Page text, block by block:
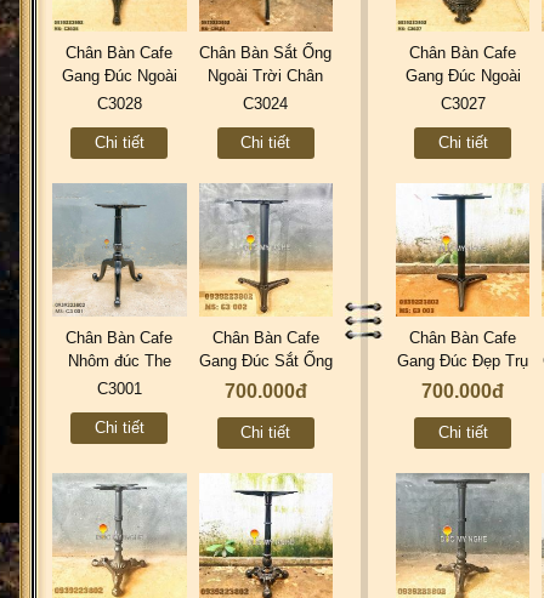
Chân Bàn Cafe
Gang Đúc Ngoài
Trời Nhà Hàng Cổ
C3028
C3028
Chi tiết
Chân Bàn Sắt Ống
Ngoài Trời Chân
Gang Đúc Cafe
C3024
Chi tiết
Chân Bàn Cafe
Gang Đúc Ngoài
Trời Sân Vườn
Cấp Uy Tín Tphcm
C3027
Chi tiết
Chân Bàn Cafe
Nhôm đúc The
Church Hà Nội - 3
Nhà Hàng C3001
C3001
Chi tiết
Chân Bàn Cafe
Gang Đúc Sắt Ống
| 3 Chân Trà Sữa
Tphcm C3002
700.000đ
Chi tiết
Chân Bàn Cafe
Gang Đúc Đẹp Trụ
Sắt 3 Chân - Quán
Tphcm C3003
700.000đ
Chi tiết